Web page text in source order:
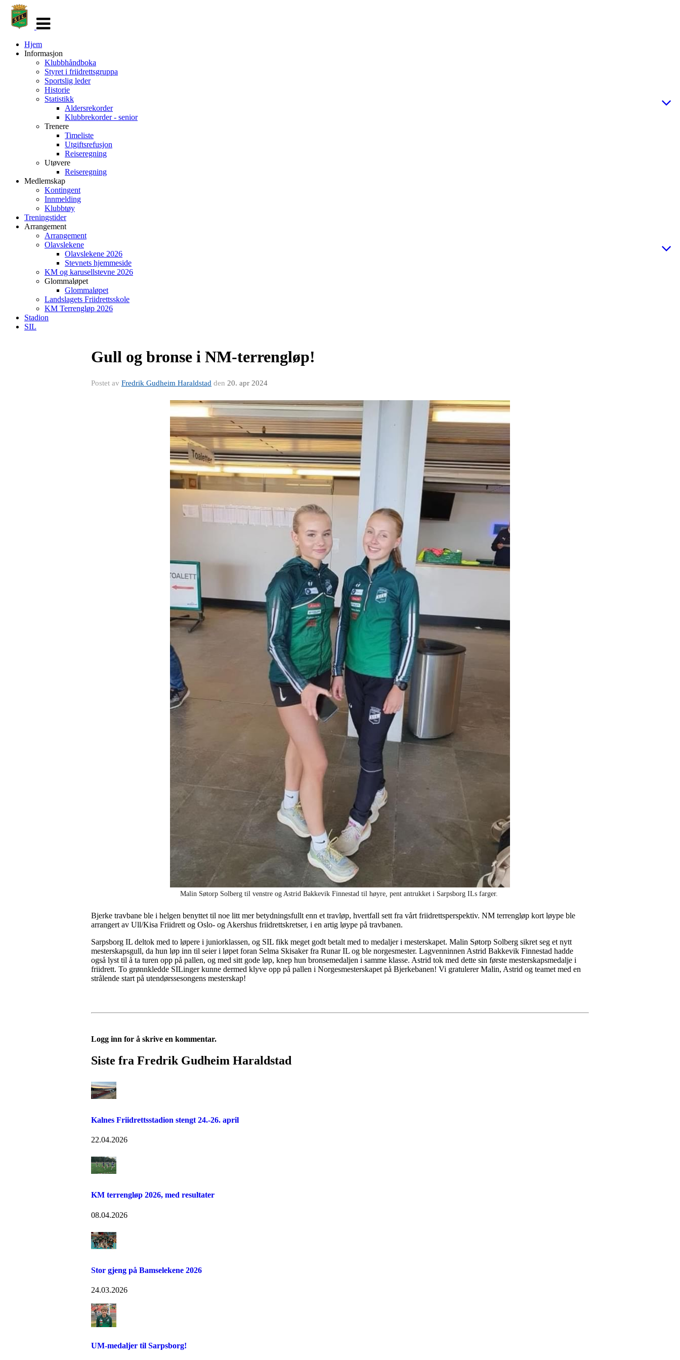
navigasjon
Hjem
Informasjon
Klubbhåndboka
Styret i friidrettsgruppa
Sportslig leder
Historie
Statistikk
Aldersrekorder
Klubbrekorder - senior
Trenere
Timeliste
Utgiftsrefusjon
Reiseregning
Utøvere
Reiseregning
Medlemskap
Kontingent
Innmelding
Klubbtøy
Treningstider
Arrangement
Arrangement
Olavslekene
Olavslekene 2026
Stevnets hjemmeside
KM og karusellstevne 2026
Glommaløpet
Glommaløpet
Landslagets Friidrettsskole
KM Terrengløp 2026
Stadion
SIL
Gull og bronse i NM-terrengløp!
Postet av Fredrik Gudheim Haraldstad den 20. apr 2024
Malin Søtorp Solberg til venstre og Astrid Bakkevik Finnestad til høyre, pent antrukket i Sarpsborg ILs farger.
Bjerke travbane ble i helgen benyttet til noe litt mer betydningsfullt enn et travløp, hvertfall sett fra vårt friidrettsperspektiv. NM terrengløp kort løype ble
arrangert av Ull/Kisa Friidrett og Oslo- og Akershus friidrettskretser, i en artig løype på travbanen.
Sarpsborg IL deltok med to løpere i juniorklassen, og SIL fikk meget godt betalt med to medaljer i mesterskapet. Malin Søtorp Solberg sikret seg et nytt
mesterskapsgull, da hun løp inn til seier i løpet foran Selma Skisaker fra Runar IL og ble norgesmester. Lagvenninnen Astrid Bakkevik Finnestad hadde
også lyst til å ta turen opp på pallen, og med sitt gode løp, knep hun bronsemedaljen i samme klasse. Astrid tok med dette sin første mesterskapsmedalje i
friidrett. To grønnkledde SILinger kunne dermed klyve opp på pallen i Norgesmesterskapet på Bjerkebanen! Vi gratulerer Malin, Astrid og teamet med en
strålende start på utendørssesongens mesterskap!
Logg inn for å skrive en kommentar.
Siste fra Fredrik Gudheim Haraldstad
Kalnes Friidrettsstadion stengt 24.-26. april
22.04.2026
KM terrengløp 2026, med resultater
08.04.2026
Stor gjeng på Bamselekene 2026
24.03.2026
UM-medaljer til Sarpsborg!